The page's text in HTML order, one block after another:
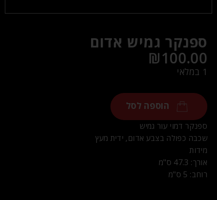
ספנקר גמיש אדום
₪100.00
1 במלאי
הוספה לסל
ספנקר דמוי עור גמיש
שכבה כפולה בצבע אדום, ידית מעץ
מידות
אורך: 47.3
ס"מ
רוחב: 5 ס"מ